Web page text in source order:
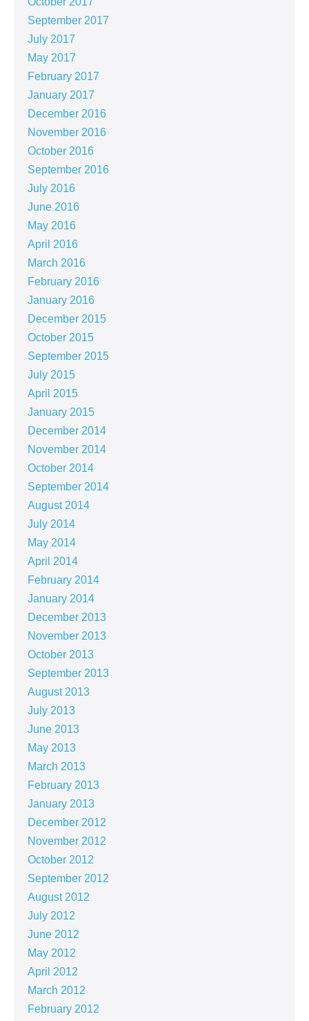
September 2017
July 2017
May 2017
February 2017
January 2017
December 2016
November 2016
October 2016
September 2016
July 2016
June 2016
May 2016
April 2016
March 2016
February 2016
January 2016
December 2015
October 2015
September 2015
July 2015
April 2015
January 2015
December 2014
November 2014
October 2014
September 2014
August 2014
July 2014
May 2014
April 2014
February 2014
January 2014
December 2013
November 2013
October 2013
September 2013
August 2013
July 2013
June 2013
May 2013
March 2013
February 2013
January 2013
December 2012
November 2012
October 2012
September 2012
August 2012
July 2012
June 2012
May 2012
April 2012
March 2012
February 2012